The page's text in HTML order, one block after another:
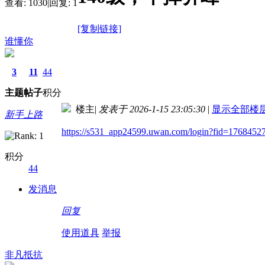
查看: 1030|回复: 1
[复制链接]
谁懂你
3
主题
11
帖子
44
积分
新手上路
积分
44
发消息
楼主| 发表于 2026-1-15 23:05:30 | 显示全部楼
https://s531_app24599.uwan.com/
回复
使用道具 举报
非凡抵抗